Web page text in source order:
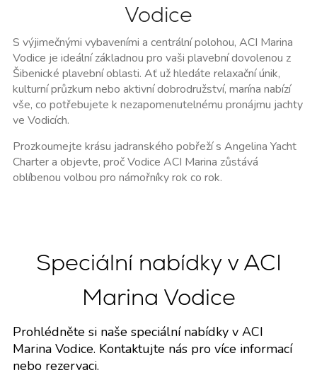
Vodice
S výjimečnými vybaveními a centrální polohou, ACI Marina
Vodice je ideální základnou pro vaši plavební dovolenou z
Šibenické plavební oblasti. Ať už hledáte relaxační únik,
kulturní průzkum nebo aktivní dobrodružství, marína nabízí
vše, co potřebujete k nezapomenutelnému pronájmu jachty
ve Vodicích.
Prozkoumejte krásu jadranského pobřeží s Angelina Yacht
Chartera objevte, pročVodice ACI Marina zůstává
oblíbenou volbou pro námořníky rok co rok.
Speciální nabídky v ACI
Marina Vodice
Prohlédněte si naše speciální nabídky v ACI
Marina Vodice. Kontaktujte nás pro více informací
nebo rezervaci.